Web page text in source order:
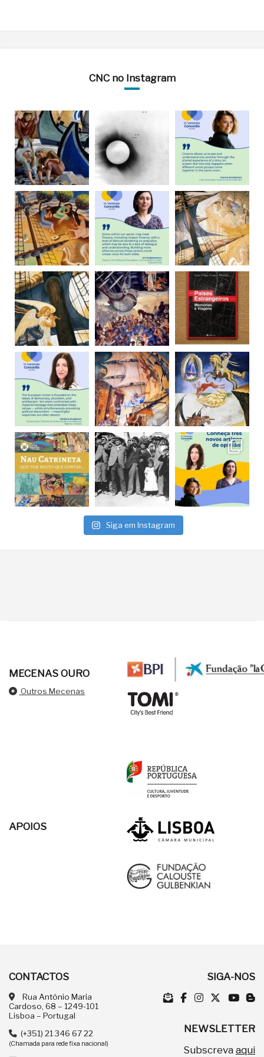
CNC no Instagram
Siga em Instagram
MECENAS OURO
Outros Mecenas
APOIOS
CONTACTOS
Rua António Maria
Cardoso, 68 – 1249-101
Lisboa – Portugal
(+351) 21 346 67 22
(Chamada para rede fixa nacional)
SIGA-NOS
NEWSLETTER
Subscreva aqui